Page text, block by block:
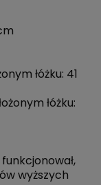
łóżku: 41
łóżku:
wyższych